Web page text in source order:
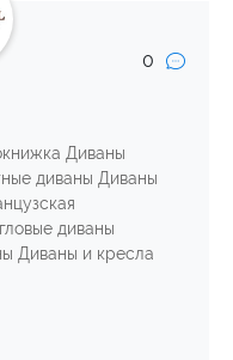
0
Диваны
диваны Диваны
диваны
Диваны и кресла